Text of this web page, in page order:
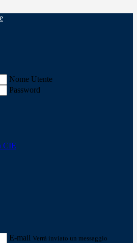
Nome Utente
Password
CIE
E-mail Verrà inviato un messaggio